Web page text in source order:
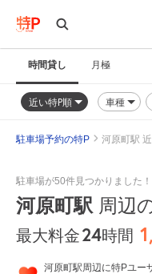
時間貸し 月極
近い特P順 車種
駐車場予約の特P 河原町駅
駐車場が50件見つかりました！
河原町駅 周辺
最大料金24時間
河原町駅周辺に特Pユー